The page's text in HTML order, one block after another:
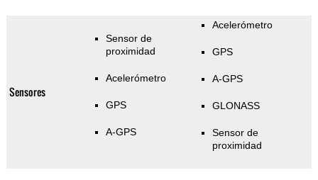
Sensores
Sensor de
proximidad
Acelerómetro
GPS
A-GPS
Acelerómetro
GPS
A-GPS
GLONASS
Sensor de
proximidad